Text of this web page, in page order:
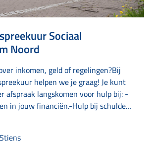
Sociaal
Noord
inkomen, geld of regelingen?Bij
helpen we je graag! Je kunt
afspraak langskomen voor hulp bij: -
in jouw financiën.-Hulp bij schulden
en ordenen.-Aanvragen van een
of aanpassen van toeslagen.-